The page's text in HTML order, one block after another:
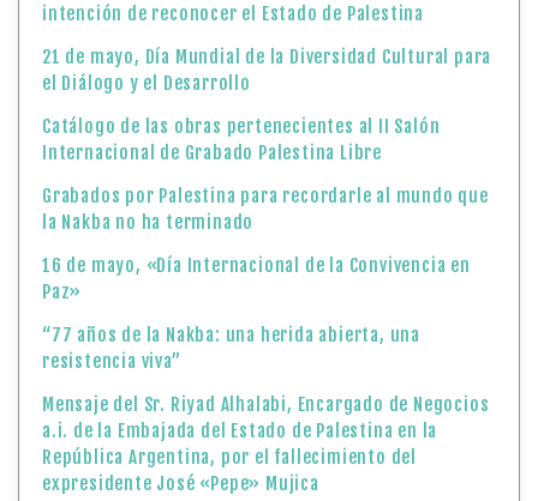
intención de reconocer el Estado de Palestina
21 de mayo, Día Mundial de la Diversidad Cultural para
el Diálogo y el Desarrollo
Catálogo de las obras pertenecientes al II Salón
Internacional de Grabado Palestina Libre
Grabados por Palestina para recordarle al mundo que
la Nakba no ha terminado
16 de mayo, «Día Internacional de la Convivencia en
Paz»
“77 años de la Nakba: una herida abierta, una
resistencia viva”
Mensaje del Sr. Riyad Alhalabi, Encargado de Negocios
a.i. de la Embajada del Estado de Palestina en la
República Argentina, por el fallecimiento del
expresidente José «Pepe» Mujica